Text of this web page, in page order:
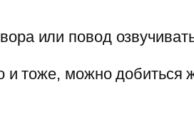
или повод
и тоже, можно